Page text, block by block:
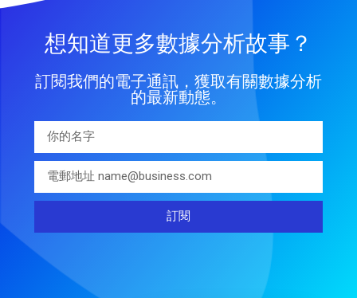
想知道更多數據分析故事？
訂閱我們的電子通訊，獲取有關數據分析
的最新動態。
訂閱